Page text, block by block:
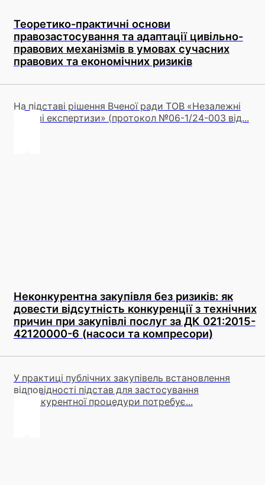
Теоретико-практичні основи
правозастосування та адаптації цивільно-
правових механізмів в умовах сучасних
правових та економічних ризиків
На підставі рішення Вченої ради ТОВ «Незалежні
фахові експертизи» (протокол №06-1/24-003 від...
Неконкурентна закупівля без ризиків: як
довести відсутність конкуренції з технічних
причин при закупівлі послуг за ДК 021:2015-
42120000-6 (насоси та компресори)
У практиці публічних закупівель встановлення
відповідності підстав для застосування
неконкурентної процедури потребує...